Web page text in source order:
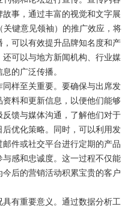
事，通过丰富的视觉和文字展
键意见领袖）的推广效应，将
可以有效提升品牌知名度和产
可以与地方新闻机构、行业媒
的广泛传播。
样至关重要。要确保与出席发
料和更新信息，以便他们能够
馈与媒体沟通，了解他们对于
优化策略。同时，可以利用发
件或社交平台进行定期的产品
感和忠诚度。这一过程不仅能
后的营销活动积累宝贵的客户
有重要意义。通过数据分析工